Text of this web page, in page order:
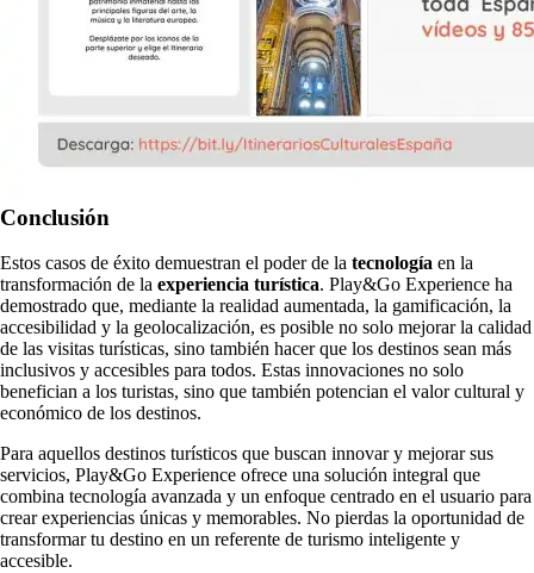
Conclusión
Estos casos de éxito demuestran el poder de la tecnología en la
transformación de la experiencia turística. Play&Go Experience ha
demostrado que, mediante la realidad aumentada, la gamificación, la
accesibilidad y la geolocalización, es posible no solo mejorar la calidad
de las visitas turísticas, sino también hacer que los destinos sean más
inclusivos y accesibles para todos. Estas innovaciones no solo
benefician a los turistas, sino que también potencian el valor cultural y
económico de los destinos.
Para aquellos destinos turísticos que buscan innovar y mejorar sus
servicios, Play&Go Experience ofrece una solución integral que
combina tecnología avanzada y un enfoque centrado en el usuario para
crear experiencias únicas y memorables. No pierdas la oportunidad de
transformar tu destino en un referente de turismo inteligente y
accesible.